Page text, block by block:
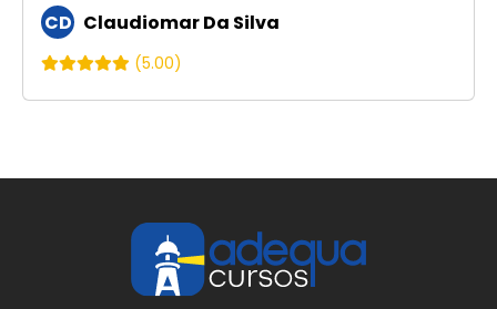
CD Claudiomar Da Silva
(5.00)